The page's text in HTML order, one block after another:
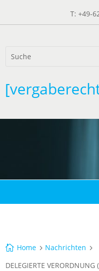
T: +49-
 Home 5 Nachrichten 5
DELEGIERTE